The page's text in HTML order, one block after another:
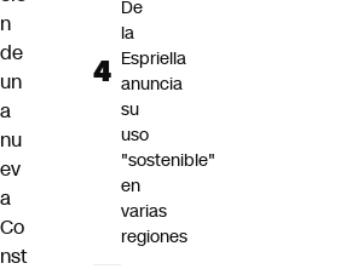
n
de
un
a
nu
ev
a
Co
nst
De
la
Espriella
anuncia
su
uso
"sostenible"
en
varias
regiones